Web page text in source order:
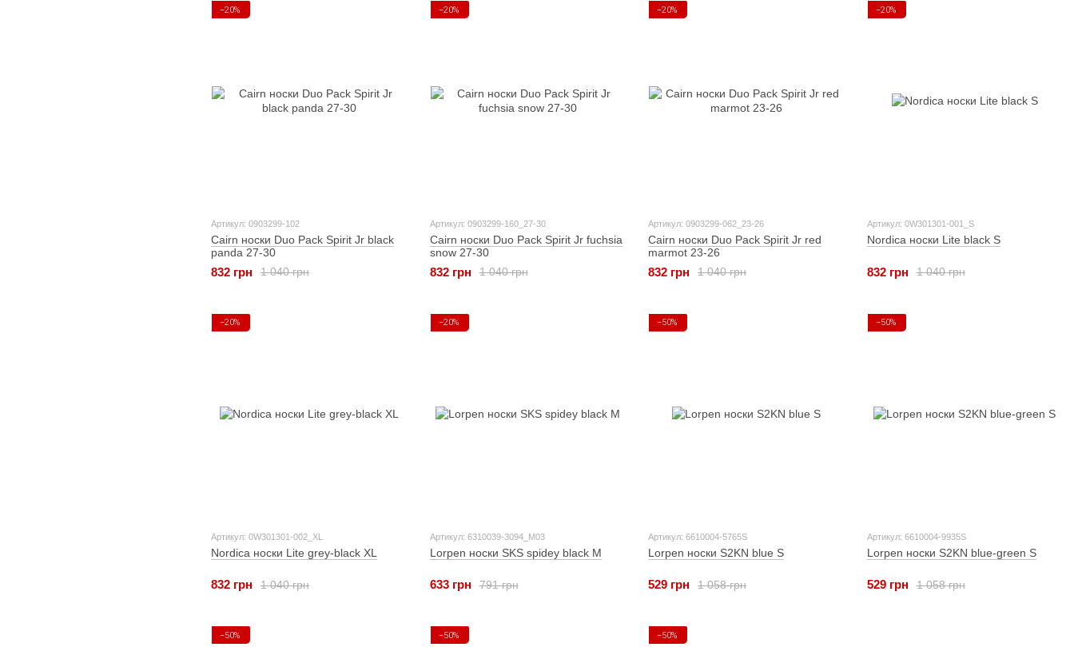
−20%
Артикул: 0903299-102
Cairn носки Duo Pack Spirit Jr black
panda 27-30
1 040 грн
832 грн
−20%
Артикул: 0903299-160_27-30
Cairn носки Duo Pack Spirit Jr fuchsia
snow 27-30
1 040 грн
832 грн
−20%
Артикул: 0903299-062_23-26
Cairn носки Duo Pack Spirit Jr red
marmot 23-26
1 040 грн
832 грн
−20%
Артикул: 0W301301-001_S
Nordica носки Lite black S
1 040 грн
832 грн
−20%
Артикул: 0W301301-002_XL
Nordica носки Lite grey-black XL
1 040 грн
832 грн
−20%
Артикул: 6310039-3094_M03
Lorpen носки SKS spidey black M
791 грн
633 грн
−50%
Артикул: 6610004-5765S
Lorpen носки S2KN blue S
1 058 грн
529 грн
−50%
Артикул: 6610004-9935S
Lorpen носки S2KN blue-green S
1 058 грн
529 грн
−50% −50% −50%